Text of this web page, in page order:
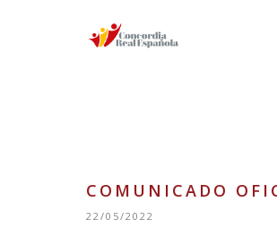
COMUNICADO
22/05/2022